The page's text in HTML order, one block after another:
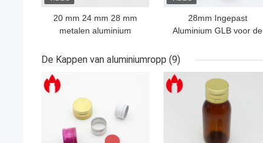
20 mm 24 mm 28 mm
metalen aluminium
pakking
28mm Ingepast
Aluminium GLB voor de
De Kappen van aluminiumropp (9)
BESTE PRIJS BESTE PRIJS